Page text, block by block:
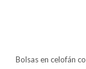
Bolsas en celofán